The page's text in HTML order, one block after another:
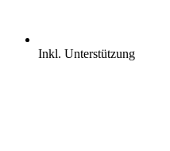
Inkl. Unterstützung